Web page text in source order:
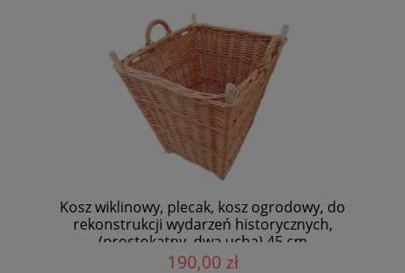
Kosz wiklinowy, plecak, kosz ogrodowy, do
rekonstrukcji wydarzeń historycznych,
(prostokątny, dwa ucha) 45 cm
190,00 zł